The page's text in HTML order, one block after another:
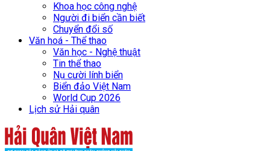
Khoa học công nghệ
Người đi biển cần biết
Chuyển đổi số
Văn hoá - Thể thao
Văn học - Nghệ thuật
Tin thể thao
Nụ cười lính biển
Biển đảo Việt Nam
World Cup 2026
Lịch sử Hải quân